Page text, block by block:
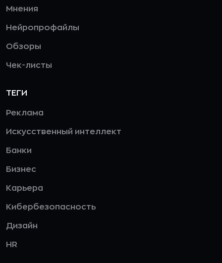
Мнения
Нейропрофайлы
Обзоры
Чек-листы
ТЕГИ
Реклама
Искусственный интеллект
Банки
Бизнес
Карьера
Кибербезопасность
Дизайн
HR